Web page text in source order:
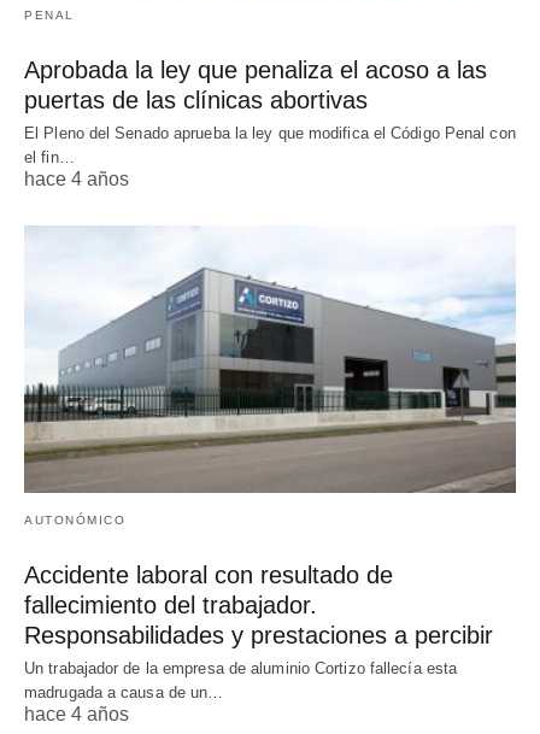
PENAL
Aprobada la ley que penaliza el acoso a las
puertas de las clínicas abortivas
El Pleno del Senado aprueba la ley que modifica el Código Penal con
el fin…
hace 4 años
AUTONÓMICO
Accidente laboral con resultado de
fallecimiento del trabajador.
Responsabilidades y prestaciones a percibir
Un trabajador de la empresa de aluminio Cortizo fallecía esta
madrugada a causa de un…
hace 4 años